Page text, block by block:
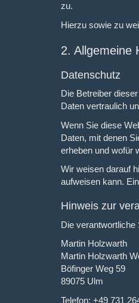
zu.
Hierzu sowie zu
2. Allgemeine
Datenschutz
Die Betreiber
Daten vertraulich
Wenn Sie diese
Daten, mit denen
erheben und wofür
Wir weisen darauf
aufweisen kann.
Hinweis zur
Die verantwortliche
Martin Holzwarth
Martin Holzwarth
Böfinger Weg 59
89075 Ulm
Telefon: +49 731